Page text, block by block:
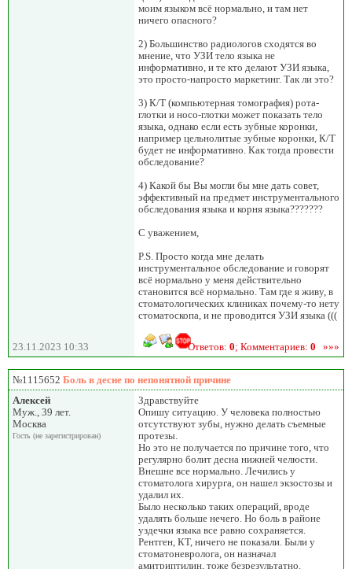
моим языком всё нормально, и там нет
ничего опасного?
2) Большинство радиологов сходятся во
мнение, что УЗИ тело языка не
информативно, и те кто делают УЗИ языка,
это просто-напросто маркетинг. Так ли это?
3) К/Т (компьютерная томография) рота-
глотки и носо-глотки может показать тело
языка, однако если есть зубные коронки,
например цельнолитые зубные коронки, К/Т
будет не информативно. Как тогда провести
обследование?
4) Какой бы Вы могли бы мне дать совет,
эффективный на предмет инструментального
обследования языка и корня языка???????
С уважением,
P.S. Просто когда мне делать
инструментальное обследование и говорят
всё нормально у меня действительно
становится всё нормально. Там где я живу, в
стоматологических клиниках почему-то нету
стоматоскопа, и не проводится УЗИ языка (((
23.11.2023 10:33 Ответов: 0; Комментариев: 0 »»»
№1115652 Боль в десне по непонятной причине
Алексей
Муж., 39 лет.
Москва
Гость (не зарегистрирован)
Здравствуйте
Опишу ситуацию. У человека полностью
отсутствуют зубы, нужно делать съемные
протезы.
Но это не получается по причине того, что
регулярно болит десна нижней челюсти.
Внешне все нормально. Лечились у
стоматолога хирурга, он нашел экзостозы и
удалил их.
Было несколько таких операций, вроде
удалять больше нечего. Но боль в районе
уздечки языка все равно сохраняется.
Рентген, КТ, ничего не показали. Были у
стоматоневролога, он назначал
амитриптилин, тоже безрезультатно.